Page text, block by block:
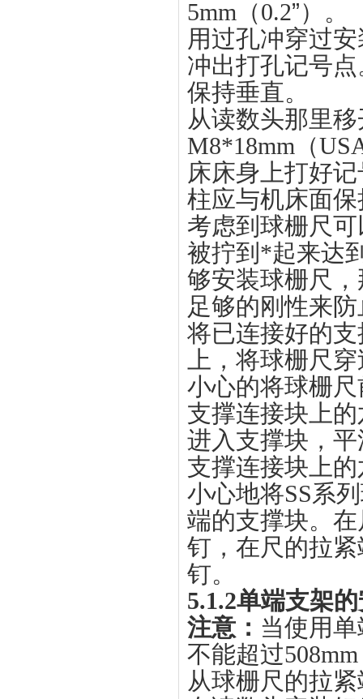
5mm（0.2”）。
用过孔冲穿过
冲出打孔记号
保持垂直。
从读数头那里
M8*18mm（
床床身上打好
柱应与机床面
考虑到球栅尺
被拧到*起来达
够安装球栅尺
足够的刚性来
将已连接好的
上，将球栅尺
小心的将球栅尺
支撑连接块上
进入支撑块，
支撑连接块上
小心地将SS系
端的支撑块。
钉，在尺的拉
钉。
5.1.2单端支架
注意： 当使用
不能超过
从球栅尺的拉